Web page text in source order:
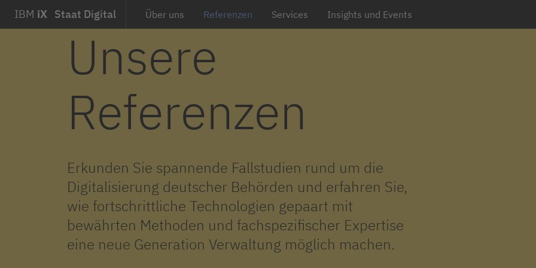
IBM iX Staat Digital Über uns Referenzen Services Insights und Events
Unsere
Referenzen
Erkunden Sie spannende Fallstudien rund um die
Digitalisierung deutscher Behörden und erfahren Sie,
wie fortschrittliche Technologien gepaart mit
bewährten Methoden und fachspezifischer Expertise
eine neue Generation Verwaltung möglich machen.